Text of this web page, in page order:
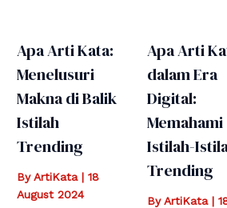
Apa Arti Kata:
Menelusuri
Makna di Balik
Istilah
Trending
ByArtiKata | 18
August 2024
Apa Arti
dalam Era
Digital:
Memahami
Istilah-
Trending
ByArtiKata|